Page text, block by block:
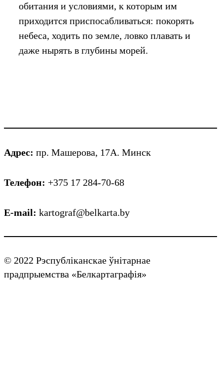
обитания и условиями, к которым им
приходится приспосабливаться: покорять
небеса, ходить по земле, ловко плавать и
даже нырять в глубины морей.
Адрес: пр. Машерова, 17А. Минск
Телефон: +375 17 284-70-68
E-mail: kartograf@belkarta.by
© 2022 Рэспубліканскае ўнітарнае
прадпрыемства «Белкартаграфія»